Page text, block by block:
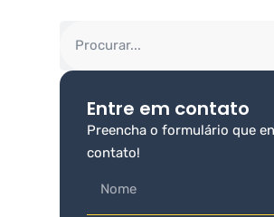
Entre em contato
Preencha o formulário que
contato!